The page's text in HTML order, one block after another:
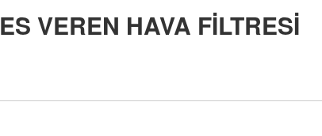
VEREN HAVA FİLTRESİ